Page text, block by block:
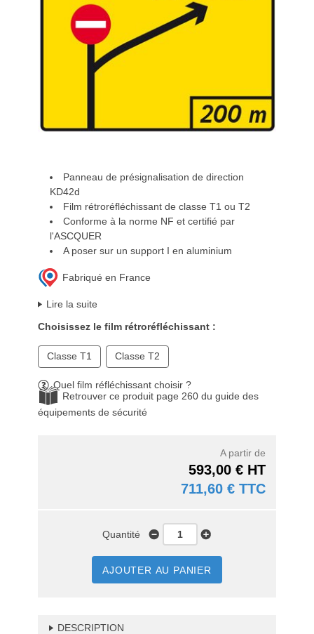
Panneau de présignalisation de direction
KD42d
Film rétroréfléchissant de classe T1 ou T2
Conforme à la norme NF et certifié par
l'ASCQUER
A poser sur un support I en aluminium
Fabriqué en France
Lire la suite
Choisissez le film rétroréfléchissant :
Classe T1 Classe T2
Quel film réfléchissant choisir ?
Retrouver ce produit page 260 du guide des
équipements de sécurité
A partir de
593,00 € HT
711,60 € TTC
Quantité
AJOUTER AU PANIER
DESCRIPTION